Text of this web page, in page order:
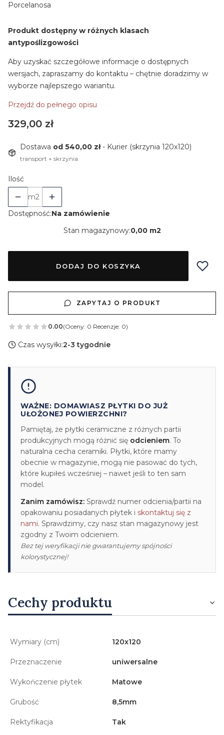
Porcelanosa
Produkt dostępny w różnych klasach
antypoślizgowości
Aby uzyskać szczegółowe informacje o dostępnych
wersjach, zapraszamy do kontaktu – chętnie doradzimy w
wyborze najlepszego wariantu.
Przejdź do pełnego opisu
Cena
329,00 zł
Dostawa od 540,00 zł- Kurier (skrzynia 120x120)
transport + skrzynia
Ilość
m2
Dostępność:Na zamówienie
Stan magazynowy:0,00 m2
DODAJ DO KOSZYKA
ZAPYTAJ O PRODUKT
0.00(Oceny: 0 Recenzje: 0)
Czas wysyłki:2-3 tygodnie
WAŻNE: DOMAWIASZ PŁYTKI DO JUŻ
UŁOŻONEJ POWIERZCHNI?
Pamiętaj, że płytki ceramiczne z różnych partii
produkcyjnych mogą różnić się odcieniem. To
naturalna cecha ceramiki. Płytki, które mamy
obecnie w magazynie, mogą nie pasować do tych,
które kupiłeś wcześniej – nawet jeśli to ten sam
model.
Zanim zamówisz: Sprawdź numer odcienia/partii na
opakowaniu posiadanych płytek i skontaktuj się z
nami. Sprawdzimy, czy nasz stan magazynowy jest
zgodny z Twoim odcieniem.
Bez tej weryfikacji nie gwarantujemy spójności
kolorystycznej!
Cechy produktu
Wymiary (cm) 120x120
Przeznaczenie uniwersalne
Wykończenie płytek Matowe
Grubość 8,5mm
Rektyfikacja Tak